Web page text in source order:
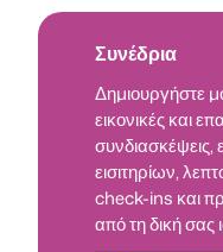
Συνέδρια
Δημιουργήστε
εικονικές και
συνδιασκέψεις,
εισιτηρίων,
check-ins και
από τη δική σας